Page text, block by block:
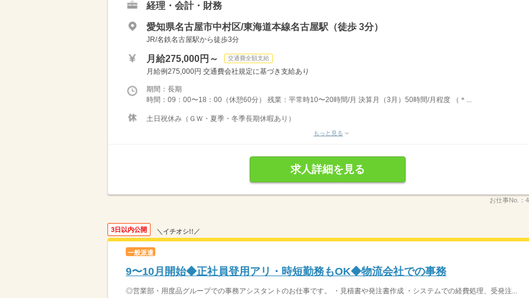
経理・会計・財務
愛知県名古屋市中村区/東海道本線名古屋駅（徒歩 3分）
JR/名鉄名古屋駅から徒歩3分
月給275,000円～ 交通費全額支給
月給例275,000円 交通費会社規定に基づき支給あり
期間：長期
時間：09：00〜18：00（休憩60分） 残業：平常時10〜20時間/月 決算月（3月）50時間/月程度 （＊...
土日祝休み（ＧＷ・夏季・冬季長期休暇あり）
もっと見る
求人詳細を見る
お仕事No.：
3日以内公開 ＼イチオシ!!／
一般派遣
9〜10月開始◆正社員登用アリ・時短勤務もOK◆物流会社での事務
◎営業部・用度品グループでの事務アシスタントのお仕事です。 ・見積書や発注書作成 ・システムでの経費処理、受発注...